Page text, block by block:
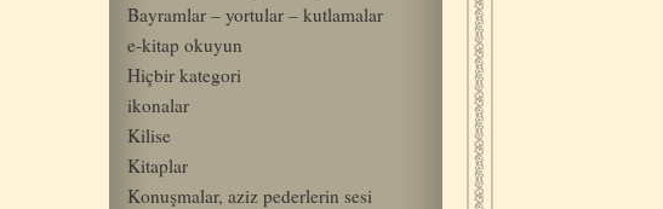
Bayramlar – yortular – kutlamalar
e-kitap okuyun
Hiçbir kategori
ikonalar
Kilise
Kitaplar
Konuşmalar, aziz pederlerin sesi